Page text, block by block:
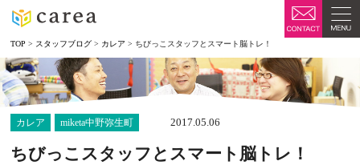
TOP > スタッフブログ > カレア > ちびっこスタッフとスマート脳トレ！
カレア miketa中野弥生町 2017.05.06
ちびっこスタッフとスマート脳トレ！